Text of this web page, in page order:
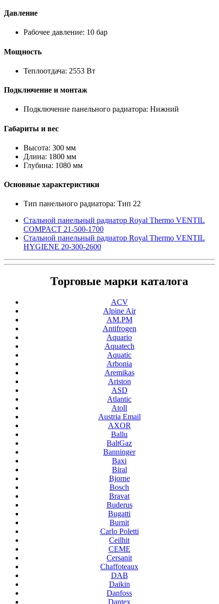
Давление
Рабочее давление: 10 бар
Мощность
Теплоотдача: 2553 Вт
Подключение и монтаж
Подключение панельного радиатора: Нижний
Габариты и вес
Высота: 300 мм
Длина: 1800 мм
Глубина: 1080 мм
Основные характеристики
Тип панельного радиатора: Тип 22
Стальной панельный радиатор Royal Thermo VENTIL
COMPACT 21-500-1700
Стальной панельный радиатор Royal Thermo VENTIL
HYGIENE 20-300-2600
Торговые марки каталога
ACV
Alpine Air
AM.PM
Antifrogen
Aquario
Aquatech
Aquatic
Arbonia
Aremikas
Ariston
ASD
Atlantic
Atoll
Austria Email
AXOR
Ballu
BaltGaz
Banninger
Baxi
Biral
Bjorne
Bosch
Bravat
Buderus
Bugatti
Burnit
Carlo Poletti
Ceilhit
CEME
Cersanit
Chaffoteaux
DAB
Daikin
Danfoss
Dantex